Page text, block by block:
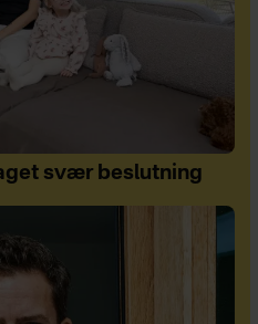
svær beslutning